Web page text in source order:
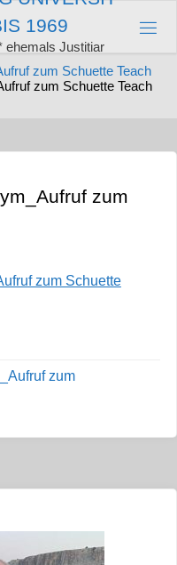
IS 1969
ehemals Justitiar
zum Schuette Teach
zum Schuette Teach
zum
zum Schuette
zum